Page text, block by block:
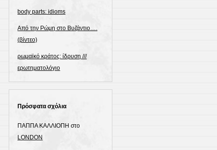
body parts: idioms
Από την Ρώμη στο Βυζάντιο….
(βίντεο)
ρωμαϊκό κράτος: ίδρυση ///
ερωτηματολόγιο
Πρόσφατα σχόλια
ΠΑΠΠΑ ΚΑΛΛΙΟΠΗ στο
LONDON